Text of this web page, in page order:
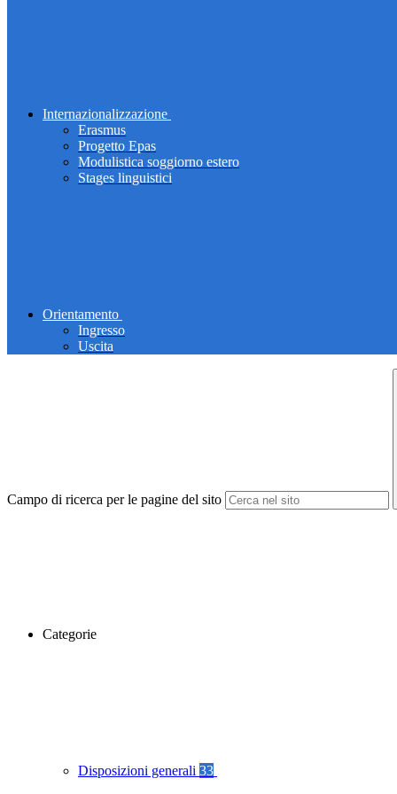
Internazionalizzazione
Erasmus
Progetto Epas
Modulistica soggiorno estero
Stages linguistici
Orientamento
Ingresso
Uscita
Campo di ricerca per le pagine del sito
Categorie
Disposizioni generali 33